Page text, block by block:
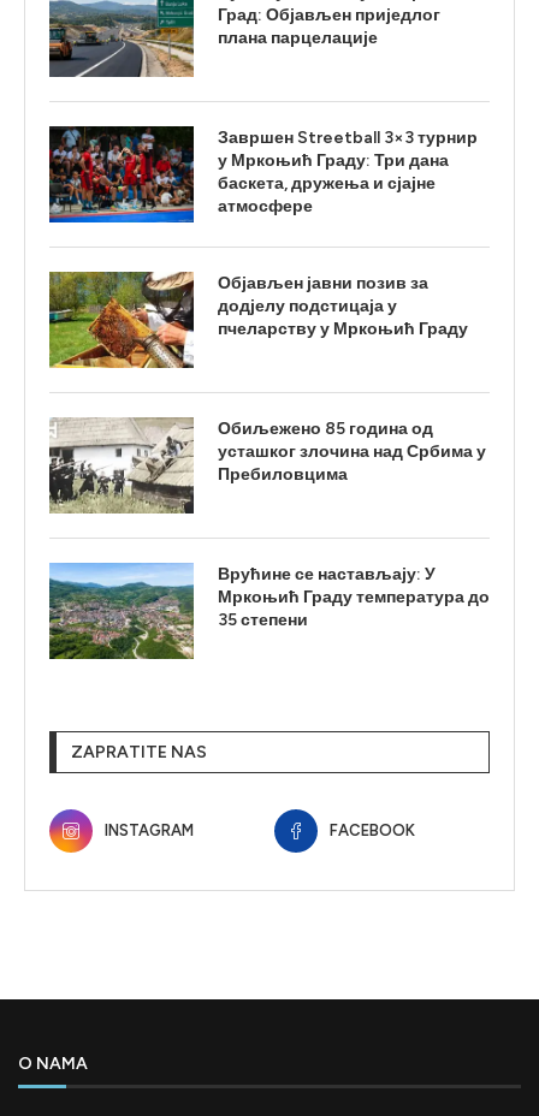
Град: Објављен приједлог
плана парцелације
Завршен Streetball 3×3 турнир
у Мркоњић Граду: Три дана
баскета, дружења и сјајне
атмосфере
Објављен јавни позив за
додјелу подстицаја у
пчеларству у Мркоњић Граду
Обиљежено 85 година од
усташког злочина над Србима у
Пребиловцима
Врућине се настављају: У
Мркоњић Граду температура до
35 степени
ZAPRATITE NAS
INSTAGRAM FACEBOOK
O NAMA